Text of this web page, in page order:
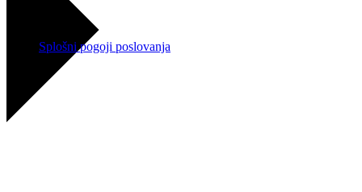
Splošni pogoji poslovanja